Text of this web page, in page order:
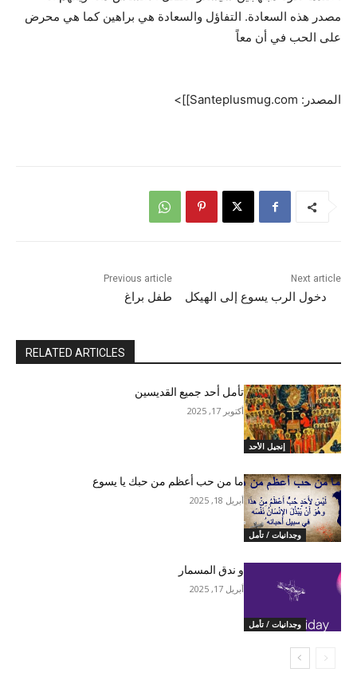
مصدر هذه السعادة. التفاؤل والسعادة هي براهين كما هي محرض
على الحب في أن معاً
المصدر: Santeplusmug.com]]>
Previous article
طفل براغ
Next article
دخول الرب يسوع إلى الهيكل
RELATED ARTICLES
إنجيل الأحد
تأمل أحد جميع القديسين
أكتوبر 17, 2025
وجدانيات / تأمل
ما من حب أعظم من حبك يا يسوع
أبريل 18, 2025
وجدانيات / تأمل
و ندق المسمار
أبريل 17, 2025